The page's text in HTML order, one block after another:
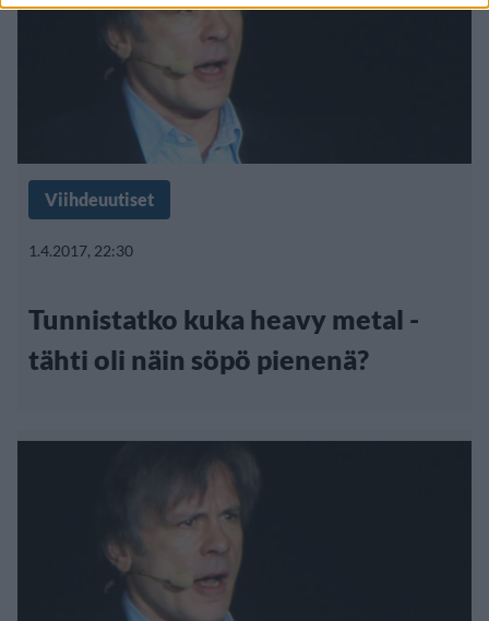
Viihdeuutiset
1.4.2017, 22:30
Tunnistatko kuka heavy metal -
tähti oli näin söpö pienenä?